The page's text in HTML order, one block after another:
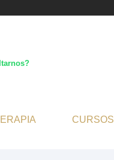
CURSOS